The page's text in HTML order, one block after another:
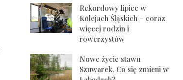
Rekordowy lipiec w
Kolejach Śląskich – coraz
więcej rodzin i
rowerzystów
Nowe życie stawu
Szuwarek. Co się zmieni w